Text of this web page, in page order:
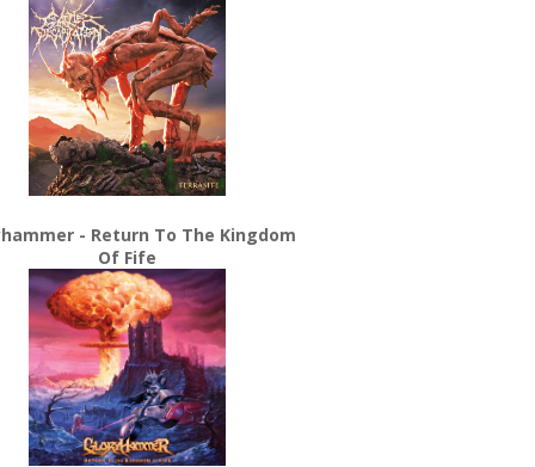
- Return To The Kingdom
Of Fife